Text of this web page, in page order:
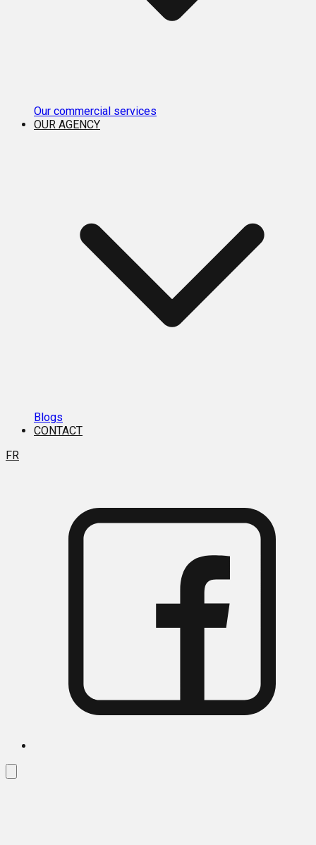
Our commercial services
OUR AGENCY
Blogs
CONTACT
FR